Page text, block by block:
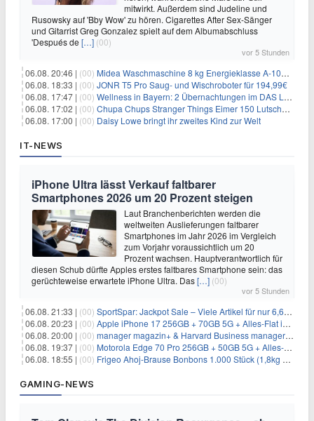
mitwirkt. Außerdem sind Judeline und
Rusowsky auf 'Bby Wow' zu hören. Cigarettes After Sex-Sänger
und Gitarrist Greg Gonzalez spielt auf dem Albumabschluss
'Después de […] (00)
vor 5 Stunden
06.08. 20:46 | (00) Midea Waschmaschine 8 kg Energieklasse A-10% 1400 U/Min für 289,97€
06.08. 18:33 | (00) JONR T5 Pro Saug- und Wischroboter für 194,99€
06.08. 17:47 | (00) Wellness in Bayern: 2 Übernachtungen im DAS LUDWIG Sports Resort inkl. HP + Wellness ab 174€ p.P.
06.08. 17:02 | (00) Chupa Chups Stranger Things Eimer 150 Lutscher für 21,95€
06.08. 17:00 | (00) Daisy Lowe bringt ihr zweites Kind zur Welt
IT-NEWS
iPhone Ultra lässt Verkauf faltbarer
Smartphones 2026 um 20 Prozent steigen
Laut Branchenberichten werden die
weltweiten Auslieferungen faltbarer
Smartphones im Jahr 2026 im Vergleich
zum Vorjahr voraussichtlich um 20
Prozent wachsen. Hauptverantwortlich für
diesen Schub dürfte Apples erstes faltbares Smartphone sein: das
gerüchteweise erwartete iPhone Ultra. Das[…] (00)
vor 5 Stunden
06.08. 21:33 | (00) SportSpar: Jackpot Sale – Viele Artikel für nur 6,66€ – nur 48 Stunden
06.08. 20:23 | (00) Apple iPhone 17 256GB + 70GB 5G + Alles-Flat im Vodafone-Netz für 34,99€/Monat – eff. 4,65€/Monat
06.08. 20:00 | (00) manager magazin+ & Harvard Business manager+ Digital-Kombi-Abo 1 Monat kostenlos
06.08. 19:37 | (00) Motorola Edge 70 Pro 256GB + 50GB 5G + Alles-Flat im Vodafone-Netz für 19,99€/Monat – eff. 0,61€/Monat
06.08. 18:55 | (00) Frigeo Ahoj-Brause Bonbons 1.000 Stück (1,8kg Eimer) für 6,29€
GAMING-NEWS